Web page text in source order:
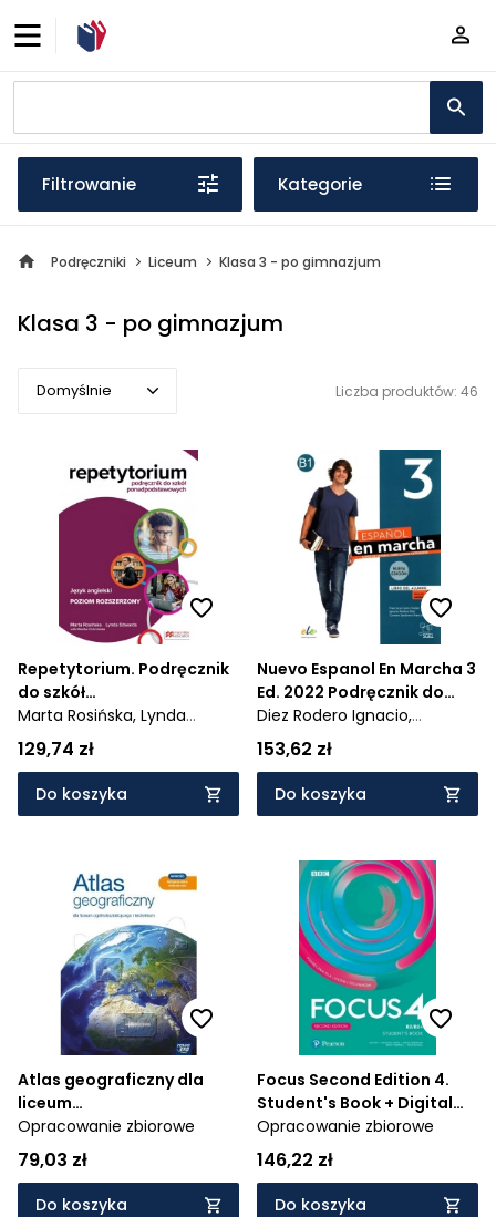
Filtrowanie Kategorie
Podręczniki Liceum Klasa 3 - po gimnazjum
Klasa 3 - po gimnazjum
Domyślnie
Popularne
Cena rosnąco
Cena malejąco
Od najnowszych
Od najstarszych
Liczba produktów: 46
Repetytorium. Podręcznik
do szkół
ponadpodstawowych.
Poziom rozszerzony
Marta Rosińska, Lynda
Edwards
129,74 zł
Do koszyka
Nuevo Espanol En Marcha 3
Ed. 2022 Podręcznik do
nauki języka hiszpańskiego
Diez Rodero Ignacio,
Carmen Sardinero Francos,
Francisca Castro Viudez
153,62 zł
Do koszyka
Atlas geograficzny dla
liceum
ogólnokształcącego i
technikum
Opracowanie zbiorowe
79,03 zł
Do koszyka
Focus Second Edition 4.
Student's Book + Digital
Resources. B2/B2+.
Podręcznik do liceum i
technikum + kod -
947/4/2020
Opracowanie zbiorowe
146,22 zł
Do koszyka